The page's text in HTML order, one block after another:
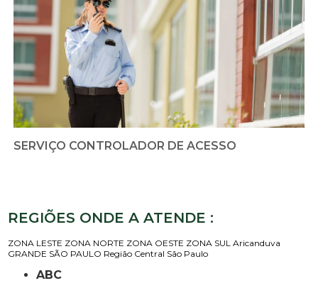
SERVIÇO CONTROLADOR DE ACESSO
REGIÕES ONDE A ATENDE :
ZONA LESTE ZONA NORTE ZONA OESTE ZONA SUL Aricanduva
GRANDE SÃO PAULO Região Central São Paulo
ABC